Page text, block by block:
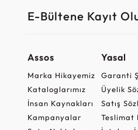
E-Bültene Kayıt
Assos
Marka Hikayemiz
Kataloglarımız
İnsan Kaynakları
Kampanyalar
Yasal
Garanti
Üyelik
Satış
Teslimat